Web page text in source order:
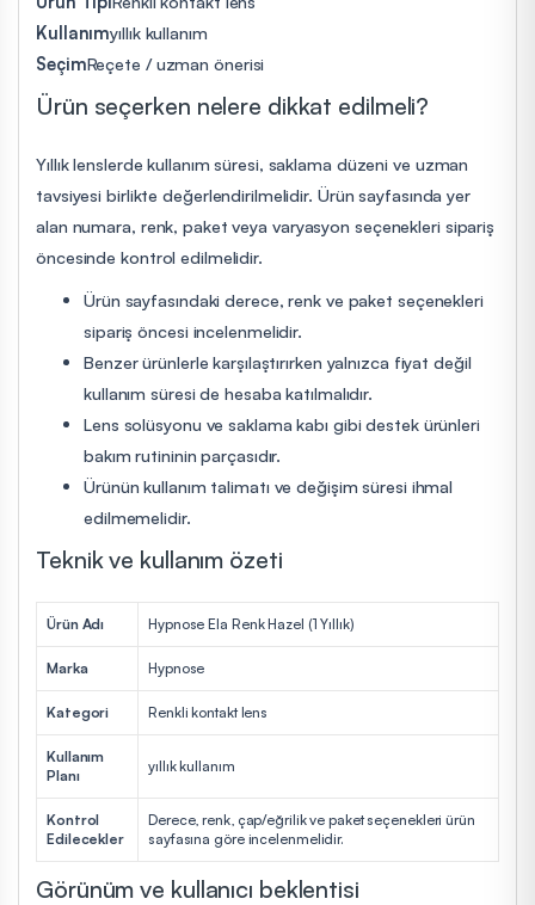
Kullanımyıllık kullanım
SeçimReçete / uzman önerisi
Ürün seçerken nelere dikkat edilmeli?
Yıllık lenslerde kullanım süresi, saklama düzeni ve uzman
tavsiyesi birlikte değerlendirilmelidir. Ürün sayfasında yer
alan numara, renk, paket veya varyasyon seçenekleri sipariş
öncesinde kontrol edilmelidir.
Ürün sayfasındaki derece, renk ve paket seçenekleri
sipariş öncesi incelenmelidir.
Benzer ürünlerle karşılaştırırken yalnızca fiyat değil
kullanım süresi de hesaba katılmalıdır.
Lens solüsyonu ve saklama kabı gibi destek ürünleri
bakım rutininin parçasıdır.
Ürünün kullanım talimatı ve değişim süresi ihmal
edilmemelidir.
Teknik ve kullanım özeti
Ürün Adı Hypnose Ela Renk Hazel (1 Yıllık)
Marka Hypnose
Kategori Renkli kontakt lens
Kullanım
Planı
yıllık kullanım
Kontrol
Edilecekler
Derece, renk, çap/eğrilik ve paket seçenekleri ürün
sayfasına göre incelenmelidir.
Görünüm ve kullanıcı beklentisi